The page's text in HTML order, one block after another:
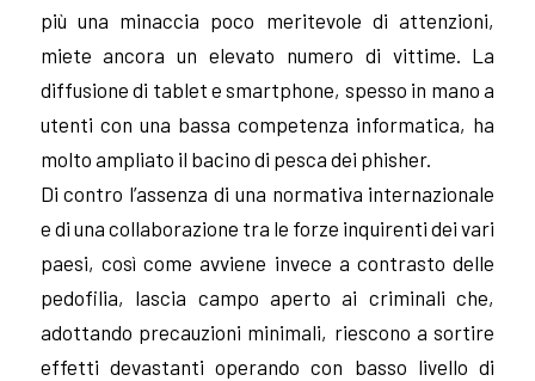
più una minaccia poco meritevole di attenzioni,
miete ancora un elevato numero di vittime. La
diffusione di tablet e smartphone, spesso in mano a
utenti con una bassa competenza informatica, ha
molto ampliato il bacino di pesca dei phisher.
Di contro l’assenza di una normativa internazionale
e di una collaborazione tra le forze inquirenti dei vari
paesi, così come avviene invece a contrasto delle
pedofilia, lascia campo aperto ai criminali che,
adottando precauzioni minimali, riescono a sortire
effetti devastanti operando con basso livello di